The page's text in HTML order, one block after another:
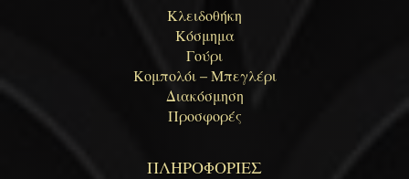
Κλειδοθήκη
Κόσμημα
Γούρι
Κομπολόι – Μπεγλέρι
Διακόσμηση
Προσφορές
ΠΛΗΡΟΦΟΡΙΕΣ